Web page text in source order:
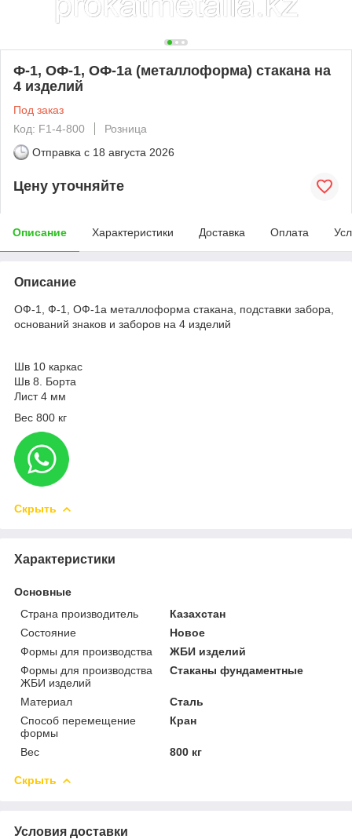
Ф-1, ОФ-1, ОФ-1а (металлоформа) стакана на
4 изделий
Под заказ
Код: F1-4-800
Розница
Отправка с 18 августа 2026
Цену уточняйте
Описание Характеристики Доставка Оплата
Описание
ОФ-1, Ф-1, ОФ-1а металлоформа стакана, подставки забора,
оснований знаков и заборов на 4 изделий
Шв 10 каркас
Шв 8. Борта
Лист 4 мм
Вес 800 кг
Скрыть
Характеристики
Основные
Страна производитель
Казахстан
Состояние
Новое
Формы для производства
ЖБИ изделий
Формы для производства
ЖБИ изделий
Стаканы фундаментные
Материал
Сталь
Способ перемещение
формы
Кран
Вес 800 кг
Скрыть
Условия доставки